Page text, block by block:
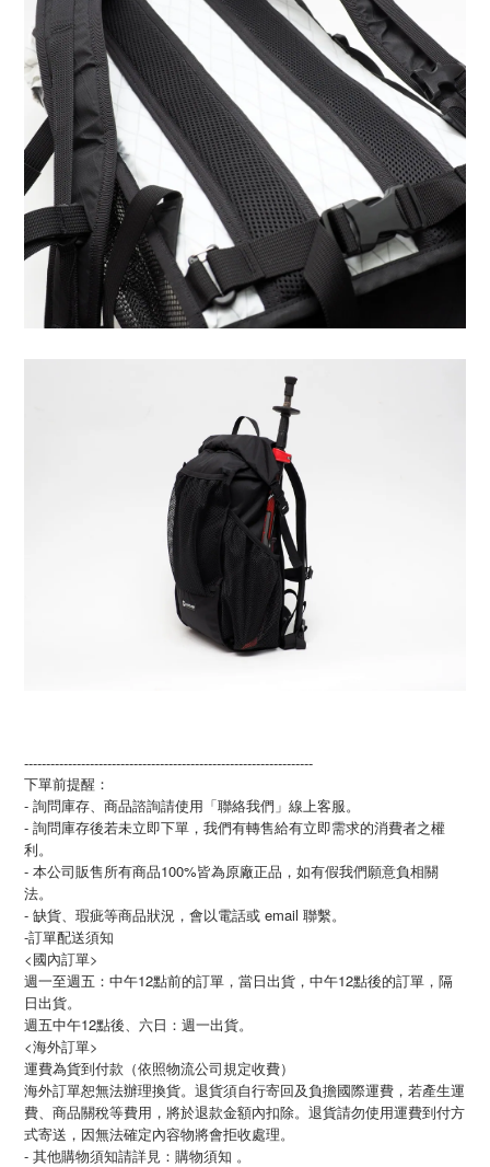
------------------------------------------------------------------
下單前提醒：
- 詢問庫存、商品諮詢請使用「聯絡我們」線上客服。
- 詢問庫存後若未立即下單，我們有轉售給有立即需求的消費者之權
利。
- 本公司販售所有商品100%皆為原廠正品，如有假我們願意負相關
法。
- 缺貨、瑕疵等商品狀況，會以電話或 email 聯繫。
-訂單配送須知
<國內訂單>
週一至週五：中午12點前的訂單，當日出貨，中午12點後的訂單，隔
日出貨。
週五中午12點後、六日：週一出貨。
<海外訂單>
運費為貨到付款（依照物流公司規定收費）
海外訂單恕無法辦理換貨。退貨須自行寄回及負擔國際運費，若產生運
費、商品關稅等費用，將於退款金額內扣除。退貨請勿使用運費到付方
式寄送，因無法確定內容物將會拒收處理。
- 其他購物須知請詳見：購物須知 。